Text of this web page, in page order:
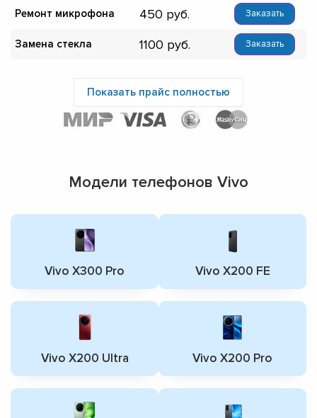
Ремонт микрофона 450 Заказать
Замена стекла 1100 Заказать
Показать прайс полностью
Модели телефонов Vivo
Vivo X300 Pro Vivo X200 FE
Vivo X200 Ultra Vivo X200 Pro